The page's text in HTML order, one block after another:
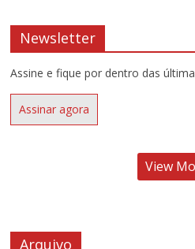
Newsletter
Assine e fique por dentro das
Assinar agora
View
Arquivo